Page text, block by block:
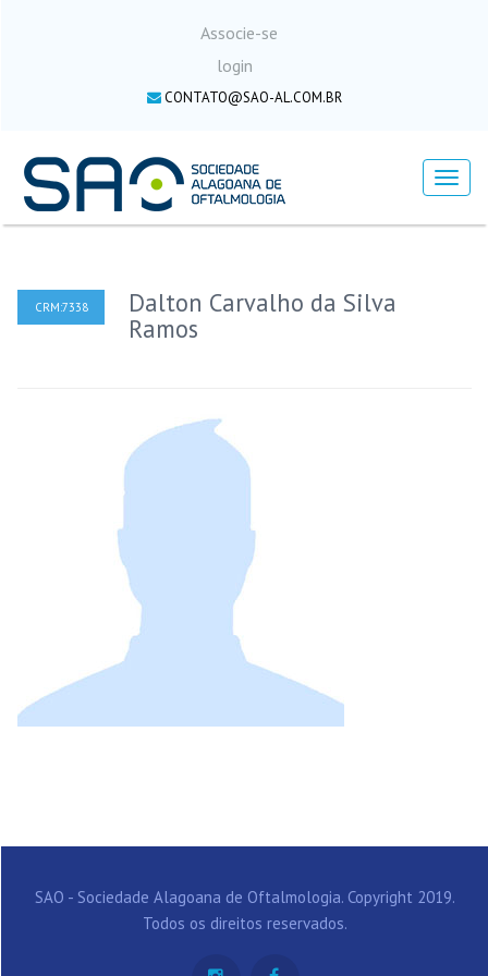
Associe-se
login
CONTATO@SAO-AL.COM.BR
Menu
CRM:7338
Dalton Carvalho da Silva
Ramos
SAO - Sociedade Alagoana de Oftalmologia. Copyright 2019.
Todos os direitos reservados.